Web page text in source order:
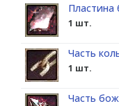
1 шт.
Часть
1 шт.
Часть